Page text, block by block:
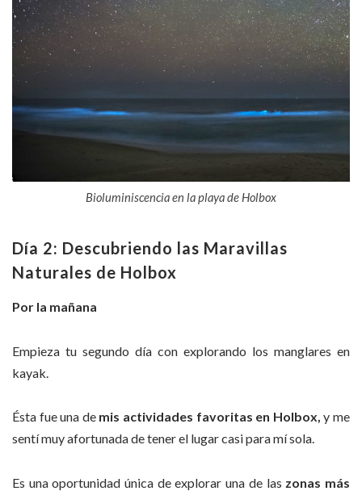
Bioluminiscencia en la playa de Holbox
Día 2: Descubriendo las Maravillas
Naturales de Holbox
Por la mañana
Empieza tu segundo día con explorando los manglares en
kayak.
Ésta fue una de mis actividades favoritas en Holbox, y me
sentí muy afortunada de tener el lugar casi para mí sola.
Es una oportunidad única de explorar una de las zonas más